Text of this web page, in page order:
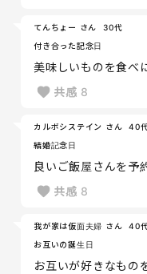
てんちょー さん
30代
付き合った記念日
美味しいものを食べ
共感 8
カルボシステイン さん
40
結婚記念日
良いご飯屋さんを予
共感 8
我が家は仮面夫婦 さん
40
お互いの誕生日
お互いが好きなもの